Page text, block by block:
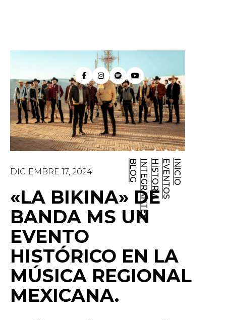
INICIO
EVENTOS
HISTORIA
INTEGRANTES
BLOG
DICIEMBRE 17, 2024
«LA BIKINA» DE
BANDA MS UN
EVENTO
HISTÓRICO EN LA
MÚSICA REGIONAL
MEXICANA.